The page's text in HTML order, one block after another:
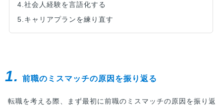
4.社会人経験を言語化する
5.キャリアプランを練り直す
1. 前職のミスマッチの原因を振り返る
転職を考える際、まず最初に前職のミスマッチの原因を振り返